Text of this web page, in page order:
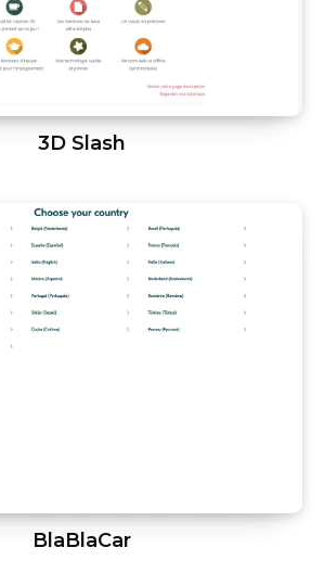
3D Slash
BlaBlaCar